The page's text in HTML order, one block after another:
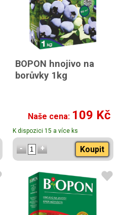
BOPON hnojivo na
borůvky 1kg
Naše cena: 109 Kč
K dispozici 15 a více ks
Koupit